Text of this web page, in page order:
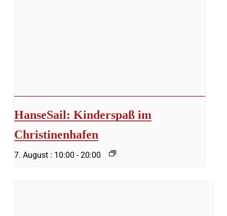
HanseSail: Kinderspaß im
Christinenhafen
7. August : 10:00 - 20:00